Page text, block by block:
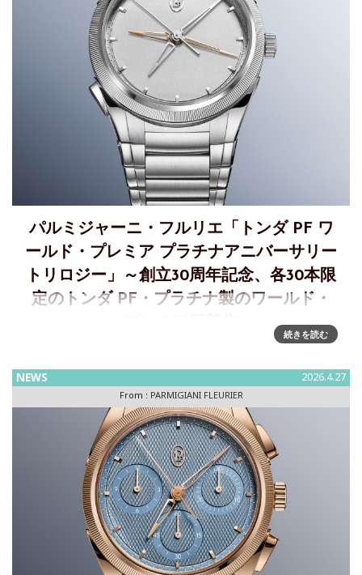
パルミジャーニ・フルリエ「トンダ PF ワ
ールド・プレミア プラチナアニバーサリー
トリロジー」～創立30周年記念、各30本限
定のトンダ PF・プラチナ製のワールド・
リロジー」～メゾンの哲学を究極まで突き詰めた完全なる具
現2026年、パルミジャーニ・フルリエは、独自のビジョンの
表現を貫いた、独立したウォッチメイキングの
続きを読む
NEWS 2026.4.27
From : PARMIGIANI FLEURIER